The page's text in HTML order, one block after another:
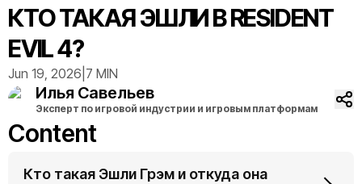
КТО ТАКАЯ ЭШЛИ В RESIDENT
EVIL 4?
Jun 19, 2026 7 MIN
Илья Савельев
Эксперт по игровой индустрии и игровым платформам
Content
Кто такая Эшли Грэм и откуда она